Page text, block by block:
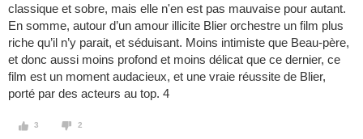
classique et sobre, mais elle n'en est pas mauvaise pour autant.
En somme, autour d’un amour illicite Blier orchestre un film plus
riche qu’il n’y parait, et séduisant. Moins intimiste que Beau-père,
et donc aussi moins profond et moins délicat que ce dernier, ce
film est un moment audacieux, et une vraie réussite de Blier,
porté par des acteurs au top. 4
3 2